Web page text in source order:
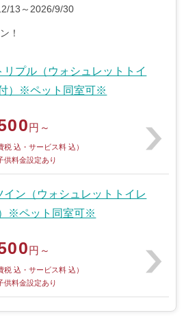
13～2026/9/30
！
リプル（ウォシュレットトイ
）※ペット同室可※
円～
税 込・サービス料 込）
供料金設定あり
イン（ウォシュレットトイレ
※ペット同室可※
円～
税 込・サービス料 込）
供料金設定あり